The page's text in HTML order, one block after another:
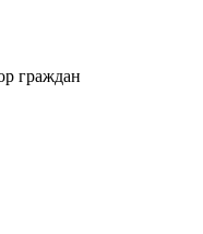
граждан